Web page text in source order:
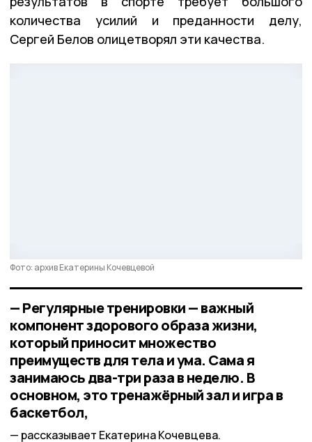
количества усилий и преданности делу,
Сергей Белов олицетворял эти качества.
Фото: архив Екатерины Кочевцевой
— Регулярные тренировки — важный
компонент здорового образа жизни,
который приносит множество
преимуществ для тела и ума. Сама я
занимаюсь два-три раза в неделю. В
основном, это тренажёрный зал и игра в
баскетбол,
рассказывает Екатерина Кочевцева.